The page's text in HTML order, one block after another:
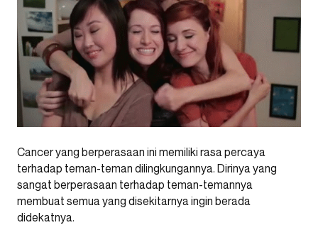
Cancer yang berperasaan ini memiliki rasa percaya
terhadap teman-teman dilingkungannya. Dirinya yang
sangat berperasaan terhadap teman-temannya
membuat semua yang disekitarnya ingin berada
didekatnya.